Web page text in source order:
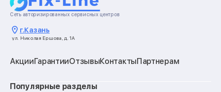
Сеть авторизированных сервисных центров
г.Казань
ул. Николая Ершова, д. 1А
АкцииГарантииОтзывыКонтактыПартнерам
Популярные разделы